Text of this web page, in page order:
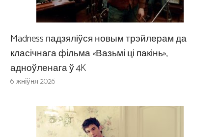
Madness падзяліўся новым трэйлерам да
класічнага фільма «Вазьмі ці пакінь»,
адноўленага ў 4K
6 жніўня 2026